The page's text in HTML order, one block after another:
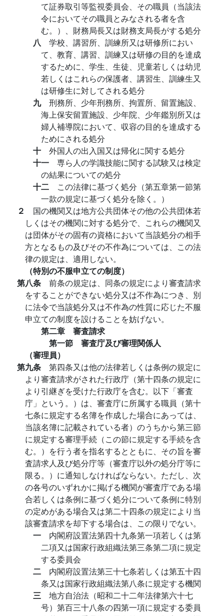
て証券取引等監視委員会、その職員（当該法
令においてその職員とみなされる者を含
む。）、財務局長又は財務支局長がする処分
八 学校、講習所、訓練所又は研修所におい
て、教育、講習、訓練又は研修の目的を達成
するために、学生、生徒、児童若しくは幼児
若しくはこれらの保護者、講習生、訓練生又
は研修生に対してされる処分
九 刑務所、少年刑務所、拘置所、留置施設、
海上保安留置施設、少年院、少年鑑別所又は
婦人補導院において、収容の目的を達成する
ためにされる処分
十 外国人の出入国又は帰化に関する処分
十一 専ら人の学識技能に関する試験又は検定
の結果についての処分
十二 この法律に基づく処分（第五章第一節第
一款の規定に基づく処分を除く。）
２ 国の機関又は地方公共団体その他の公共団体若
しくはその機関に対する処分で、これらの機関又
は団体がその固有の資格において当該処分の相手
方となるもの及びその不作為については、この法
律の規定は、適用しない。
（特別の不服申立ての制度）
第八条 前条の規定は、同条の規定により審査請求
をすることができない処分又は不作為につき、別
に法令で当該処分又は不作為の性質に応じた不服
申立ての制度を設けることを妨げない。
第二章 審査請求
第一節 審査庁及び審理関係人
（審理員）
第九条 第四条又は他の法律若しくは条例の規定に
より審査請求がされた行政庁（第十四条の規定に
より引継ぎを受けた行政庁を含む。以下「審査
庁」という。）は、審査庁に所属する職員（第十
七条に規定する名簿を作成した場合にあっては、
当該名簿に記載されている者）のうちから第三節
に規定する審理手続（この節に規定する手続を含
む。）を行う者を指名するとともに、その旨を審
査請求人及び処分庁等（審査庁以外の処分庁等に
限る。）に通知しなければならない。ただし、次
の各号のいずれかに掲げる機関が審査庁である場
合若しくは条例に基づく処分について条例に特別
の定めがある場合又は第二十四条の規定により当
該審査請求を却下する場合は、この限りでない。
一 内閣府設置法第四十九条第一項若しくは第
二項又は国家行政組織法第三条第二項に規定
する委員会
二 内閣府設置法第三十七条若しくは第五十四
条又は国家行政組織法第八条に規定する機関
三 地方自治法（昭和二十二年法律第六十七
号）第百三十八条の四第一項に規定する委員